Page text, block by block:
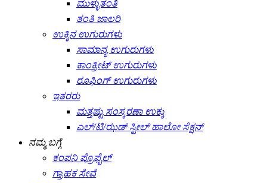
ಮುಳ್ಳುತಂತಿ
ತಂತಿ ಜಾಲರಿ
ಉಕ್ಕಿನ ಉಗುರುಗಳು
ಸಾಮಾನ್ಯ ಉಗುರುಗಳು
ಕಾಂಕ್ರೀಟ್ ಉಗುರುಗಳು
ರೂಫಿಂಗ್ ಉಗುರುಗಳು
ಇತರರು
ಮತ್ತಷ್ಟು ಸಂಸ್ಕರಣಾ ಉಕ್ಕು
ಎಲ್/ಟಿ/ಝಡ್ ಸ್ಟೀಲ್ ಹಾಲೋ ಸೆಕ್ಷನ್
ನಮ್ಮ ಬಗ್ಗೆ
ಕಂಪನಿ ಪ್ರೊಫೈಲ್
ಗ್ರಾಹಕ ಸೇವೆ